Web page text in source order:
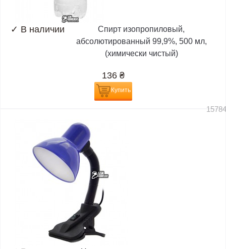
✓ В наличии
Спирт изопропиловый,
абсолютированный 99,9%, 500 мл,
(химически чистый)
136 ₴
Купить